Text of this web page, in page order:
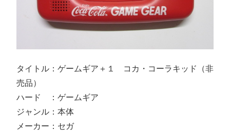
タイトル：ゲームギア＋１ コカ・コーラキッド（非
売品）
ハード ：ゲームギア
ジャンル：本体
メーカー：セガ